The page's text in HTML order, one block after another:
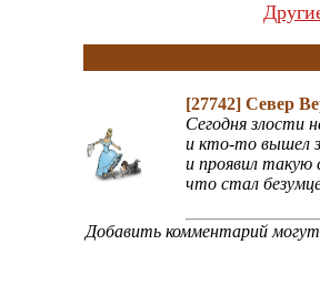
[27742] Север
Сегодня злости
и кто-то вышел
и проявил такую
что стал
Добавить комментарий